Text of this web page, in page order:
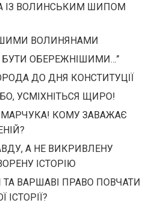
ІЗ ВОЛИНСЬКИМ ШИПОМ
ВОЛИНЯНАМИ
ОБЕРЕЖНІШИМИ…”
ДО ДНЯ КОНСТИТУЦІЇ
УСМІХНІТЬСЯ ЩИРО!
КОМУ ЗАВАЖАЄ
А НЕ ВИКРИВЛЕНУ
ІСТОРІЮ
ВАРШАВІ ПРАВО ПОВЧАТИ
ІСТОРІЇ?